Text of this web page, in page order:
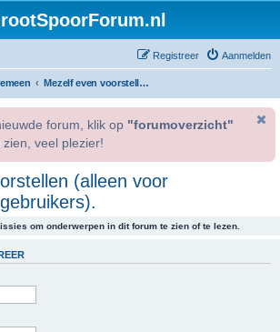
Aanmelden
Registreer
Mezelf even voorstellen (alleen voor geregistreerde gebruikers).
forum, klik op "forumoverzicht"
veel plezier!
(alleen voor
om onderwerpen in dit forum te zien of te lezen.